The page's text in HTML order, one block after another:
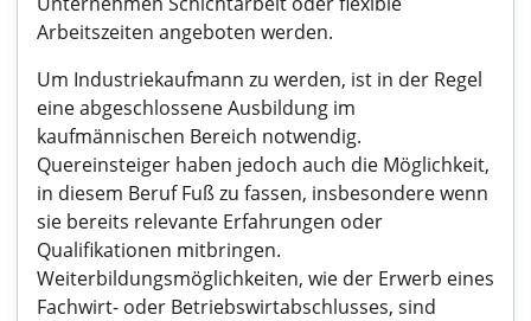
Arbeitszeiten angeboten werden.
Um Industriekaufmann zu werden, ist in der Regel
eine abgeschlossene Ausbildung im
kaufmännischen Bereich notwendig.
Quereinsteiger haben jedoch auch die Möglichkeit,
in diesem Beruf Fuß zu fassen, insbesondere wenn
sie bereits relevante Erfahrungen oder
Qualifikationen mitbringen.
Weiterbildungsmöglichkeiten, wie der Erwerb eines
Fachwirt- oder Betriebswirtabschlusses, sind